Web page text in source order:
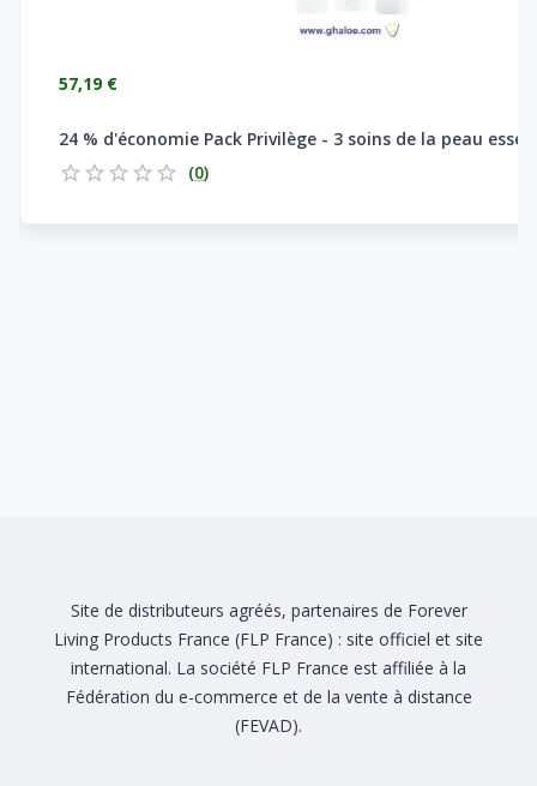
57,19 €
24 % d'économie Pack Privilège - 3 soins de la peau
(0)
Site de distributeurs agréés, partenaires de Forever
Living Products France (FLP France) : site officiel et site
international. La société FLP France est affiliée à la
Fédération du e-commerce et de la vente à distance
(FEVAD).